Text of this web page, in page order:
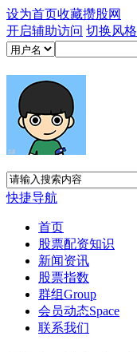
设为首页收藏攒股网
开启辅助访问 切换风格
快捷导航
首页
股票配资知识
新闻资讯
股票指数
群组Group
会员动态Space
联系我们